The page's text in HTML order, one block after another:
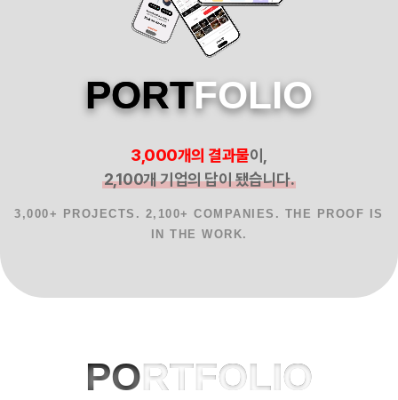
PORTFOLIO
3,000개의 결과물이,
2,100개 기업의 답이 됐습니다.
3,000+ PROJECTS. 2,100+ COMPANIES. THE PROOF IS
IN THE WORK.
PORTFOLIO